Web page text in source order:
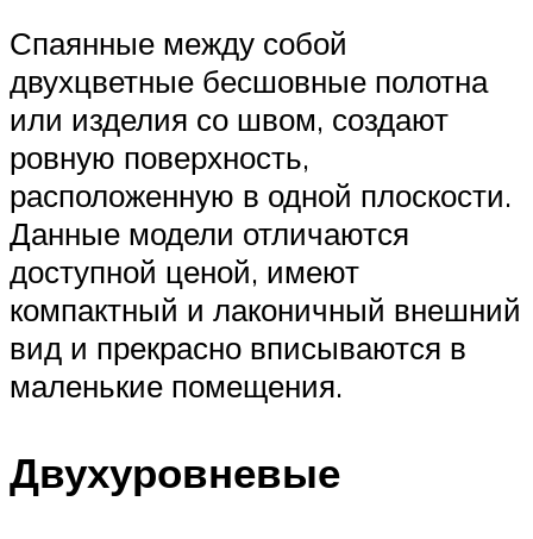
Спаянные между собой
двухцветные бесшовные полотна
или изделия со швом, создают
ровную поверхность,
расположенную в одной плоскости.
Данные модели отличаются
доступной ценой, имеют
компактный и лаконичный внешний
вид и прекрасно вписываются в
маленькие помещения.
Двухуровневые